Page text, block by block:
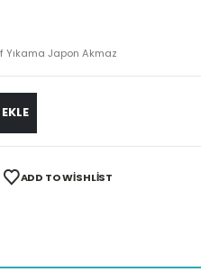
Yıkama Japon Akmaz
ADD TO WISHLIST